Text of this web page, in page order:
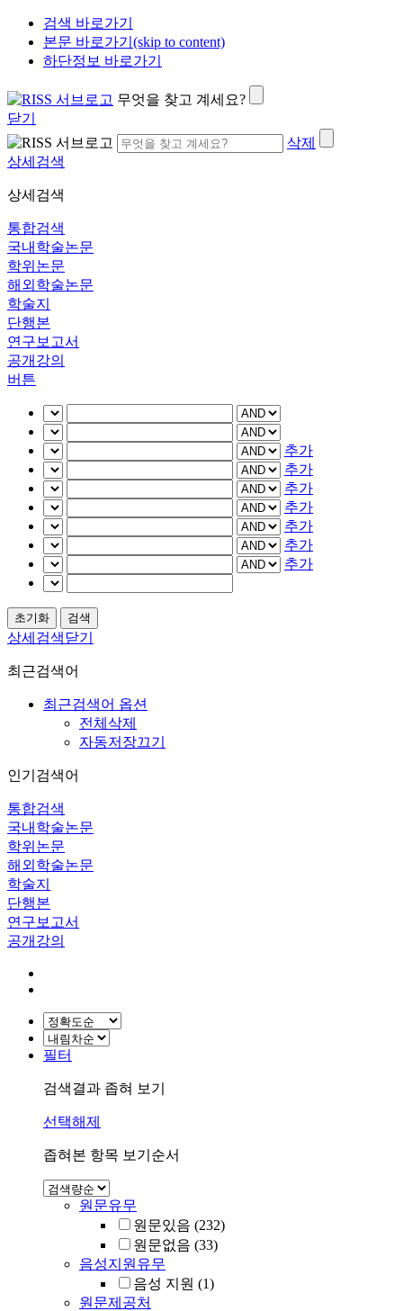
검색 바로가기
본문 바로가기(skip to content)
하단정보 바로가기
무엇을 찾고 계세요?
닫기
삭제
상세검색
상세검색
통합검색
국내학술논문
학위논문
해외학술논문
학술지
단행본
연구보고서
공개강의
버튼
추가
추가
추가
추가
추가
추가
추가
상세검색닫기
최근검색어
최근검색어 옵션
전체삭제
자동저장끄기
인기검색어
통합검색
국내학술논문
학위논문
해외학술논문
학술지
단행본
연구보고서
공개강의
필터
검색결과 좁혀 보기
선택해제
좁혀본 항목 보기순서
원문유무
원문있음 (232)
원문없음 (33)
음성지원유무
음성 지원 (1)
원문제공처